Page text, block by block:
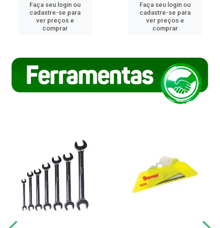
Faça seu login ou
cadastre-se para
ver preços e
comprar
Faça seu login ou
cadastre-se para
ver preços e
comprar